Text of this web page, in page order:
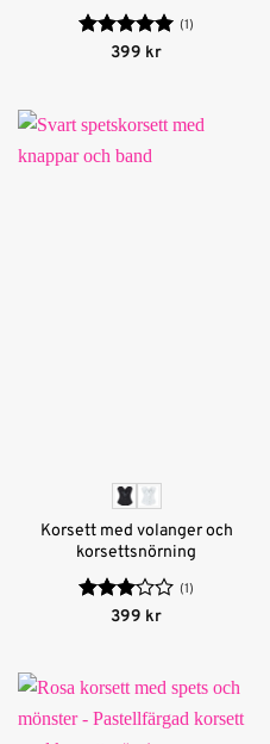
Betygsatt5
(1)
399 kr
Korsett med volanger och
korsettsnörning
Betygsatt
(1)
399 kr